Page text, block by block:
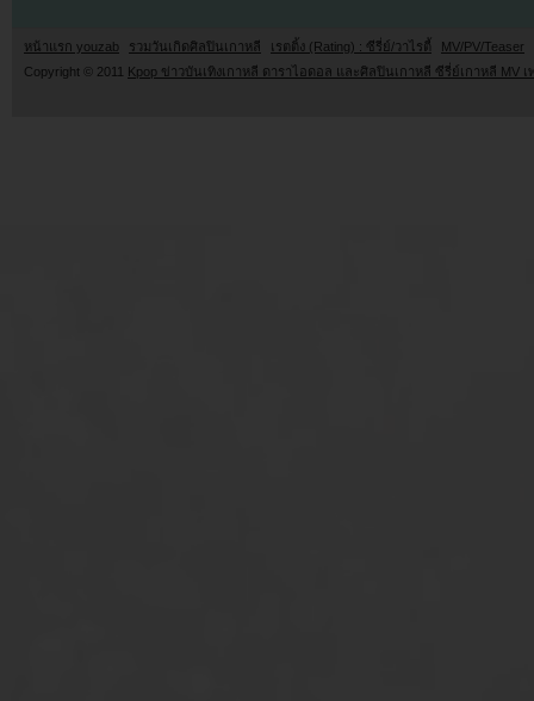
หน้าแรก youzab รวมวันเกิดศิลปินเกาหลี เรตติ้ง (Rating) : ซีรี่ย์/วาไรตี้
MV/PV/Teaser
Copyright © 2011 Kpop ข่าวบันเทิงเกาหลี ดาราไอดอล และศิลปินเกาหลี ซีรี่ย์เกาหลี MV